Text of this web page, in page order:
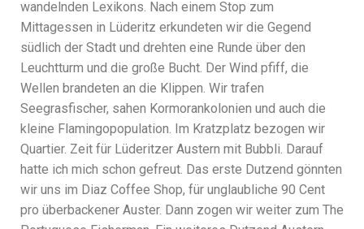
wandelnden Lexikons. Nach einem Stop zum
Mittagessen in Lüderitz erkundeten wir die Gegend
südlich der Stadt und drehten eine Runde über den
Leuchtturm und die große Bucht. Der Wind pfiff, die
Wellen brandeten an die Klippen. Wir trafen
Seegrasfischer, sahen Kormorankolonien und auch die
kleine Flamingopopulation. Im Kratzplatz bezogen wir
Quartier. Zeit für Lüderitzer Austern mit Bubbli. Darauf
hatte ich mich schon gefreut. Das erste Dutzend gönnten
wir uns im Diaz Coffee Shop, für unglaubliche 90 Cent
pro überbackener Auster. Dann zogen wir weiter zum The